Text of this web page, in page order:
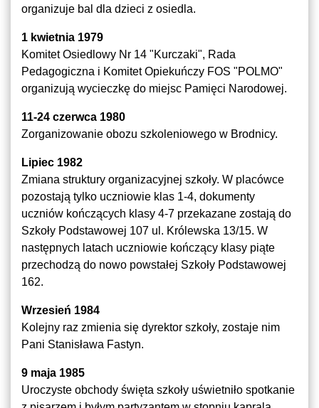
organizuje bal dla dzieci z osiedla.
1 kwietnia 1979
Komitet Osiedlowy Nr 14 "Kurczaki", Rada
Pedagogiczna i Komitet Opiekuńczy FOS "POLMO"
organizują wycieczkę do miejsc Pamięci Narodowej.
11-24 czerwca 1980
Zorganizowanie obozu szkoleniowego w Brodnicy.
Lipiec 1982
Zmiana struktury organizacyjnej szkoły. W placówce
pozostają tylko uczniowie klas 1-4, dokumenty
uczniów kończących klasy 4-7 przekazane zostają do
Szkoły Podstawowej 107 ul. Królewska 13/15. W
następnych latach uczniowie kończący klasy piąte
przechodzą do nowo powstałej Szkoły Podstawowej
162.
Wrzesień 1984
Kolejny raz zmienia się dyrektor szkoły, zostaje nim
Pani Stanisława Fastyn.
9 maja 1985
Uroczyste obchody święta szkoły uświetniło spotkanie